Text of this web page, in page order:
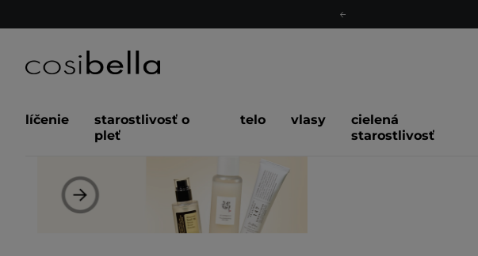
líčenie
starostlivosť o
pleť
telo vlasy
cielená
starostlivosť